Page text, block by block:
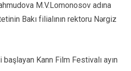
M.V.Lomonosov adına
Bakı filialının rektoru Nərgiz
Kann Film Festivalı ayın